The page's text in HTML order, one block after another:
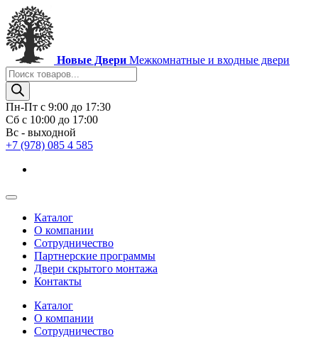
Новые Двери Межкомнатные и входные двери
Поиск
товаров
Пн-Пт с 9:00 до 17:30
Сб с 10:00 до 17:00
Вс - выходной
+7 (978) 085 4 585
Каталог
О компании
Сотрудничество
Партнерские программы
Двери скрытого монтажа
Контакты
Каталог
О компании
Сотрудничество